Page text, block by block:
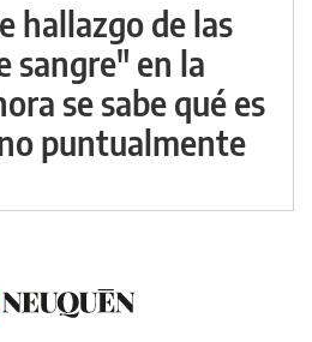
hallazgo de las
sangre" en la
se sabe qué es
puntualmente